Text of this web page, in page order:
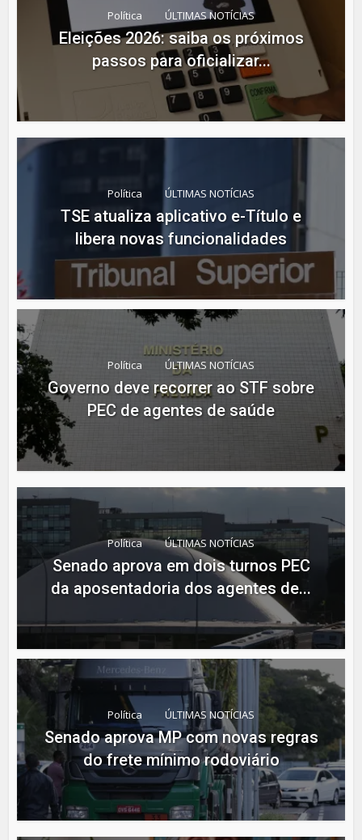
Política ÚLTIMAS NOTÍCIAS
Eleições 2026: saiba os próximos
passos para oficializar...
Política ÚLTIMAS NOTÍCIAS
TSE atualiza aplicativo e-Título e
libera novas funcionalidades
Política ÚLTIMAS NOTÍCIAS
Governo deve recorrer ao STF sobre
PEC de agentes de saúde
Política ÚLTIMAS NOTÍCIAS
Senado aprova em dois turnos PEC
da aposentadoria dos agentes de...
Política ÚLTIMAS NOTÍCIAS
Senado aprova MP com novas regras
do frete mínimo rodoviário